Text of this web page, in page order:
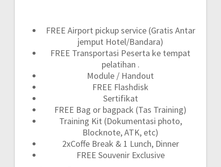
FREE Airport pickup service (Gratis Antar
jemput Hotel/Bandara)
FREE Transportasi Peserta ke tempat
pelatihan .
Module / Handout
FREE Flashdisk
Sertifikat
FREE Bag or bagpack (Tas Training)
Training Kit (Dokumentasi photo,
Blocknote, ATK, etc)
2xCoffe Break & 1 Lunch, Dinner
FREE Souvenir Exclusive